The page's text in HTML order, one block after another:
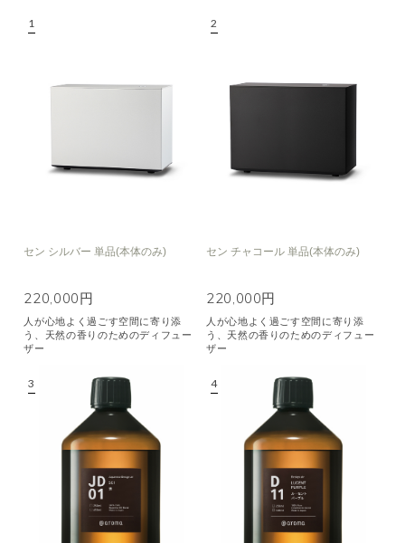
セン シルバー 単品(本体のみ)
220,000円
人が心地よく過ごす空間に寄り添
う、天然の香りのためのディフュー
ザー
セン チャコール 単品(本体のみ)
220,000円
人が心地よく過ごす空間に寄り添
う、天然の香りのためのディフュー
ザー